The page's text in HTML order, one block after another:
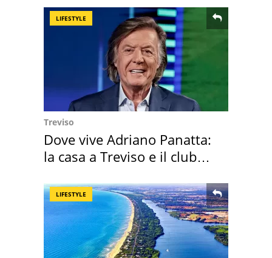
LIFESTYLE
Treviso
Dove vive Adriano Panatta:
la casa a Treviso e il club
LIFESTYLE